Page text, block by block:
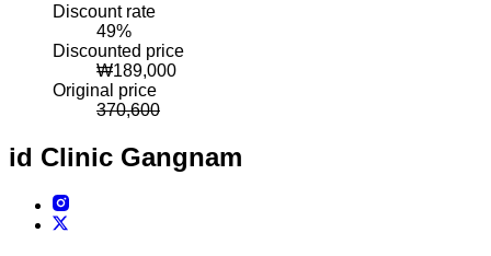
Discount rate
49%
Discounted price
₩189,000
Original price
370,600
id Clinic Gangnam